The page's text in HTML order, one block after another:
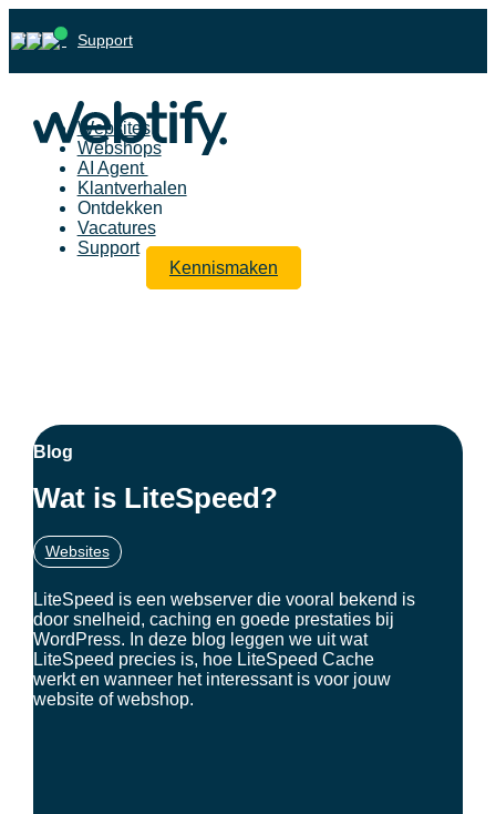
Support
Websites
Webshops
AI Agent
Klantverhalen
Ontdekken
Vacatures
Support
Kennismaken
Blog
Wat is LiteSpeed?
Websites
LiteSpeed is een webserver die vooral bekend is
door snelheid, caching en goede prestaties bij
WordPress. In deze blog leggen we uit wat
LiteSpeed precies is, hoe LiteSpeed Cache
werkt en wanneer het interessant is voor jouw
website of webshop.